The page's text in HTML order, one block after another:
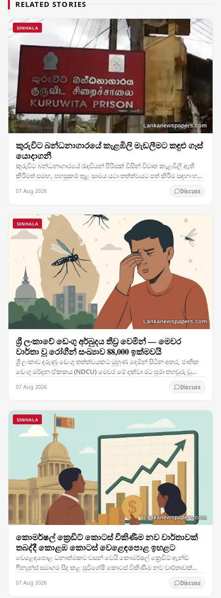
RELATED STORIES
SINHALA
කුරුවිට බන්ධනාගාරයේ කැළඹිලි මැඩලීමට කඳුළු ගෑස්
යොදාගනී
කුරුවිට බන්ධනාගාරයේ රැඳවියන් පිරිසක් විසින් විවෘත කැළඹිලි ඇති
කිරීමත් සමඟ, පහසුකම් තුළ සාමය යථා තත්ත්වයට පත් කිරීම සඳහා හදිසි
07 Aug 2026 Discuss
SINHALA
ශ්‍රී ලංකාවේ ඩෙංගු අර්බුදය තීව්‍ර වෙමින් — මෙවර
වාර්තා වූ රෝගීන් සංඛ්‍යාව 88,000 ඉක්මවයි
ශ්‍රී ලංකාව දරුණු ඩෙංගු තත්ත්වයකට මුහුණ දෙමින් සිටින අතර, ජාතික
ඩෙංගු මර්දන ඒකකය (NDCU) මෙවර මේ දක්වා රට පුරා තහවුරු වූ
07 Aug 2026 Discuss
SINHALA
කොමර්ෂල් ක්‍රෙඩිට් කොටස් විකිණීම නව වාර්තාවක්
තබද්දී කොළඹ කොටස් වෙළෙඳපොළ ඉහළට
වෙළෙඳපොළ ධනාත්මකව වසන් වෙයි කොමර්ෂල් ක්‍රෙඩිට් ඇන්ඩ්
ෆිනෑන්ස් සමාගම සිදු කළ සුවිශේෂී කොටස් විකිණීම නව වාර්තාවක්
07 Aug 2026 Discuss